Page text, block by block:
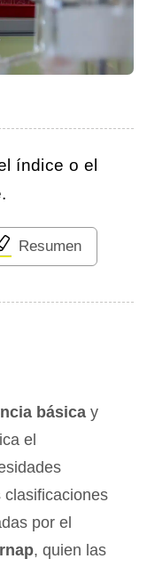
índice o el
Resumen
básica y
el
clasificaciones
por el
, quien las